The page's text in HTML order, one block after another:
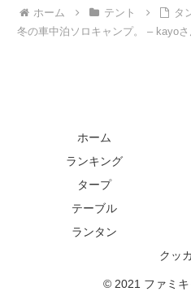
ホーム テント
タ
冬の車中泊ソロキャンプ。 – kayo
ホーム
ランキング
タープ
テーブル
ランタン
クッ
© 2021 ファミ